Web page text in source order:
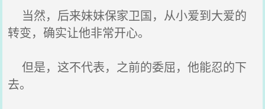
当然，后来妹妹保家卫国，从小爱到大爱的
转变，确实让他非常开心。
但是，这不代表，之前的委屈，他能忍的下
去。